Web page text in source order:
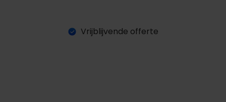
Vrijblijvende offerte